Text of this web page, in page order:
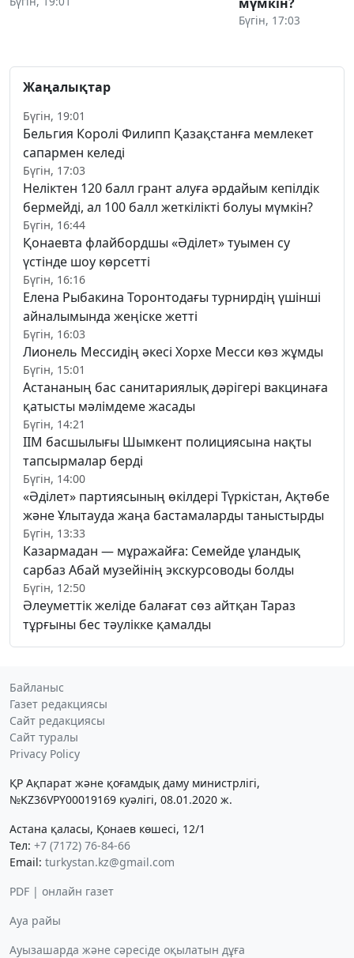
Бүгін, 17:03
Жаңалықтар
Бүгін, 19:01
Бельгия Королі Филипп Қазақстанға мемлекет
сапармен келеді
Бүгін, 17:03
Неліктен 120 балл грант алуға әрдайым кепілдік
бермейді, ал 100 балл жеткілікті болуы мүмкін?
Бүгін, 16:44
Қонаевта флайбордшы «Әділет» туымен су
үстінде шоу көрсетті
Бүгін, 16:16
Елена Рыбакина Торонтодағы турнирдің үшінші
айналымында жеңіске жетті
Бүгін, 16:03
Лионель Мессидің әкесі Хорхе Месси көз жұмды
Бүгін, 15:01
Астананың бас санитариялық дәрігері вакцинаға
қатысты мәлімдеме жасады
Бүгін, 14:21
ІІМ басшылығы Шымкент полициясына нақты
тапсырмалар берді
Бүгін, 14:00
«Әділет» партиясының өкілдері Түркістан, Ақтөбе
және Ұлытауда жаңа бастамаларды таныстырды
Бүгін, 13:33
Казармадан — мұражайға: Семейде ұландық
сарбаз Абай музейінің экскурсоводы болды
Бүгін, 12:50
Әлеуметтік желіде балағат сөз айтқан Тараз
тұрғыны бес тәулікке қамалды
Байланыс
Газет редакциясы
Сайт редакциясы
Сайт туралы
Privacy Policy
ҚР Ақпарат және қоғамдық даму министрлігі,
№KZ36VPY00019169 куәлігі, 08.01.2020 ж.
Астана қаласы, Қонаев көшесі, 12/1
Тел: +7 (7172) 76-84-66
Email: turkystan.kz@gmail.com
PDF | онлайн газет
Ауа райы
Ауызашарда және сәресіде оқылатын дұға